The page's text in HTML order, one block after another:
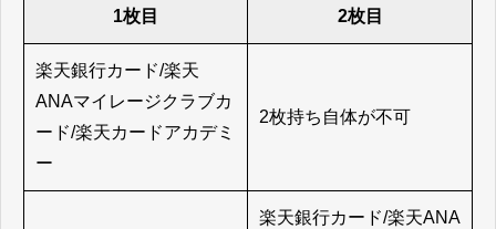
1枚目 2枚目
楽天銀行カード/楽天
ANAマイレージクラブカ
ード/楽天カードアカデミ
ー
2枚持ち自体が不可
楽天銀行カード/楽天ANA